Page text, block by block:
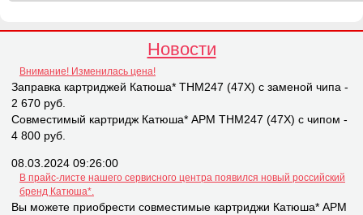
Новости
Внимание! Изменилась цена!
Заправка картриджей Катюша* THM247 (47X) с заменой чипа -
2 670 руб.
Совместимый картридж Катюша* APM THM247 (47X) с чипом -
4 800 руб.
08.03.2024 09:26:00
В прайс-листе нашего сервисного центра появился новый российский
бренд Катюша*.
Вы можете приобрести совместимые картриджи Катюша* APM